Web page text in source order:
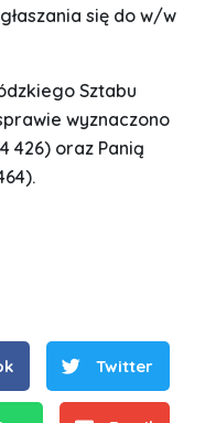
się do w/w
Sztabu
wyznaczono
426) oraz Panią
Twitter